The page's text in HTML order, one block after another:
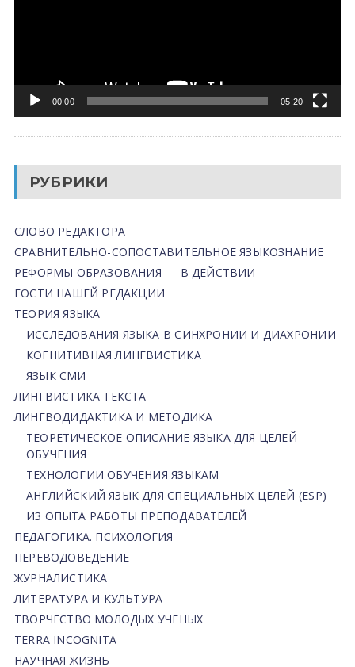
00:00 05:20
РУБРИКИ
СЛОВО РЕДАКТОРА
СРАВНИТЕЛЬНО-СОПОСТАВИТЕЛЬНОЕ ЯЗЫКОЗНАНИЕ
РЕФОРМЫ ОБРАЗОВАНИЯ — В ДЕЙСТВИИ
ГОСТИ НАШЕЙ РЕДАКЦИИ
ТЕОРИЯ ЯЗЫКА
ИССЛЕДОВАНИЯ ЯЗЫКА В СИНХРОНИИ И ДИАХРОНИИ
КОГНИТИВНАЯ ЛИНГВИСТИКА
ЯЗЫК СМИ
ЛИНГВИСТИКА ТЕКСТА
ЛИНГВОДИДАКТИКА И МЕТОДИКА
ТЕОРЕТИЧЕСКОЕ ОПИСАНИЕ ЯЗЫКА ДЛЯ ЦЕЛЕЙ
ОБУЧЕНИЯ
ТЕХНОЛОГИИ ОБУЧЕНИЯ ЯЗЫКАМ
АНГЛИЙСКИЙ ЯЗЫК ДЛЯ СПЕЦИАЛЬНЫХ ЦЕЛЕЙ (ESP)
ИЗ ОПЫТА РАБОТЫ ПРЕПОДАВАТЕЛЕЙ
ПЕДАГОГИКА. ПСИХОЛОГИЯ
ПЕРЕВОДОВЕДЕНИЕ
ЖУРНАЛИСТИКА
ЛИТЕРАТУРА И КУЛЬТУРА
ТВОРЧЕСТВО МОЛОДЫХ УЧЕНЫХ
TERRA INCOGNITA
НАУЧНАЯ ЖИЗНЬ